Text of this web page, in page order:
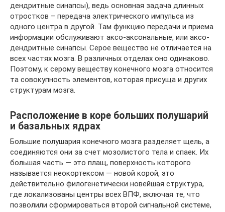
дендритные синапсы), ведь основная задача длинных
отростков – передача электрического импульса из
одного центра в другой. Там функцию передачи и приема
информации обслуживают аксо-аксональные, или аксо-
дендритные синапсы. Серое вещество не отличается на
всех частях мозга. В различных отделах оно одинаково.
Поэтому, к серому веществу конечного мозга относится
та совокупность элементов, которая присуща и других
структурам мозга.
Расположение в коре больших полушарий
и базальных ядрах
Большие полушария конечного мозга разделяет щель, а
соединяются они за счет мозолистого тела и спаек. Их
большая часть — это плащ, поверхность которого
называется неокортексом — новой корой, это
действительно филогенетически новейшая структура,
где локализованы центры всех ВПФ, включая те, что
позволили сформироваться второй сигнальной системе,